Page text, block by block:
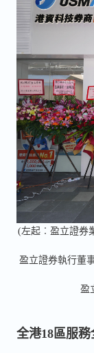
(左起︰盈立證券
盈立證券執行董
盈
全港18區服務